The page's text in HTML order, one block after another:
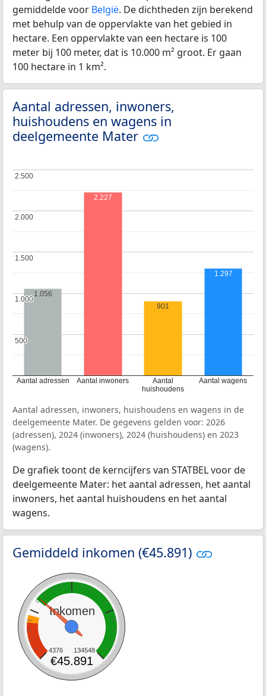
gemiddelde voor België. De dichtheden zijn berekend
met behulp van de oppervlakte van het gebied in
hectare. Een oppervlakte van een hectare is 100
meter bij 100 meter, dat is 10.000 m² groot. Er gaan
100 hectare in 1 km².
Aantal adressen, inwoners,
huishoudens en wagens in
deelgemeente Mater
Aantal adressen Aantal inwoners
Aantal
huishoudens
Aantal wagens
500
500
1.000
1.000
1.500
1.500
2.000
2.000
2.500
2.500
1.056
2.227
901
1.297
Aantal adressen, inwoners, huishoudens en wagens in de
deelgemeente Mater. De gegevens gelden voor: 2026
(adressen), 2024 (inwoners), 2024 (huishoudens) en 2023
(wagens).
De grafiek toont de kerncijfers van STATBEL voor de
deelgemeente Mater: het aantal adressen, het aantal
inwoners, het aantal huishoudens en het aantal
wagens.
Gemiddeld inkomen (€45.891)
Inkomen
4376 134548
€45.891